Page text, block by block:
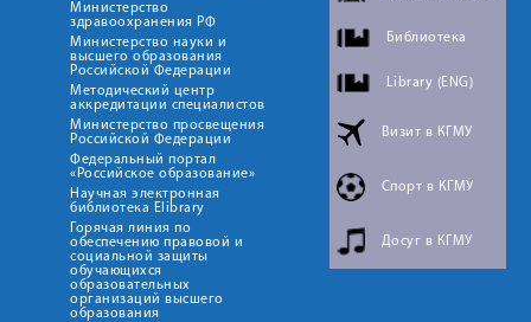
Министерство
здравоохранения РФ
Министерство науки и
высшего образования
Российской Федерации
Методический центр
аккредитации специалистов
Министерство просвещения
Российской Федерации
Федеральный портал
«Российское образование»
Научная электронная
библиотека Elibrary
Горячая линия по
обеспечению правовой и
социальной защиты
обучающихся
образовательных
организаций высшего
образования
Библиотека
Library (ENG)
Визит в КГМУ
Спорт в КГМУ
Досуг в КГМУ